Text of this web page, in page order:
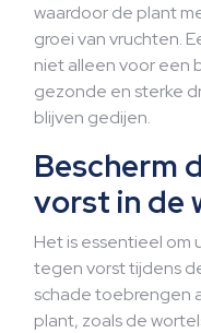
waardoor de plant
groei van vruchten.
niet alleen voor een
gezonde en sterke
blijven gedijen.
Bescherm
vorst in de
Het is essentieel om
tegen vorst tijdens
schade toebrengen
plant, zoals de